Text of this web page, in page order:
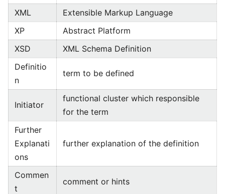
XML
Extensible Markup Language
XP
Abstract Platform
XSD
XML Schema Definition
Definitio
n
term to be defined
Initiator
functional cluster which responsible
for the term
Further
Explanati
ons
further explanation of the definition
Commen
t
comment or hints